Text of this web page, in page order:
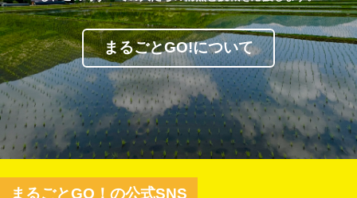
まるごとGO!について
まるごとGO！の公式SNS